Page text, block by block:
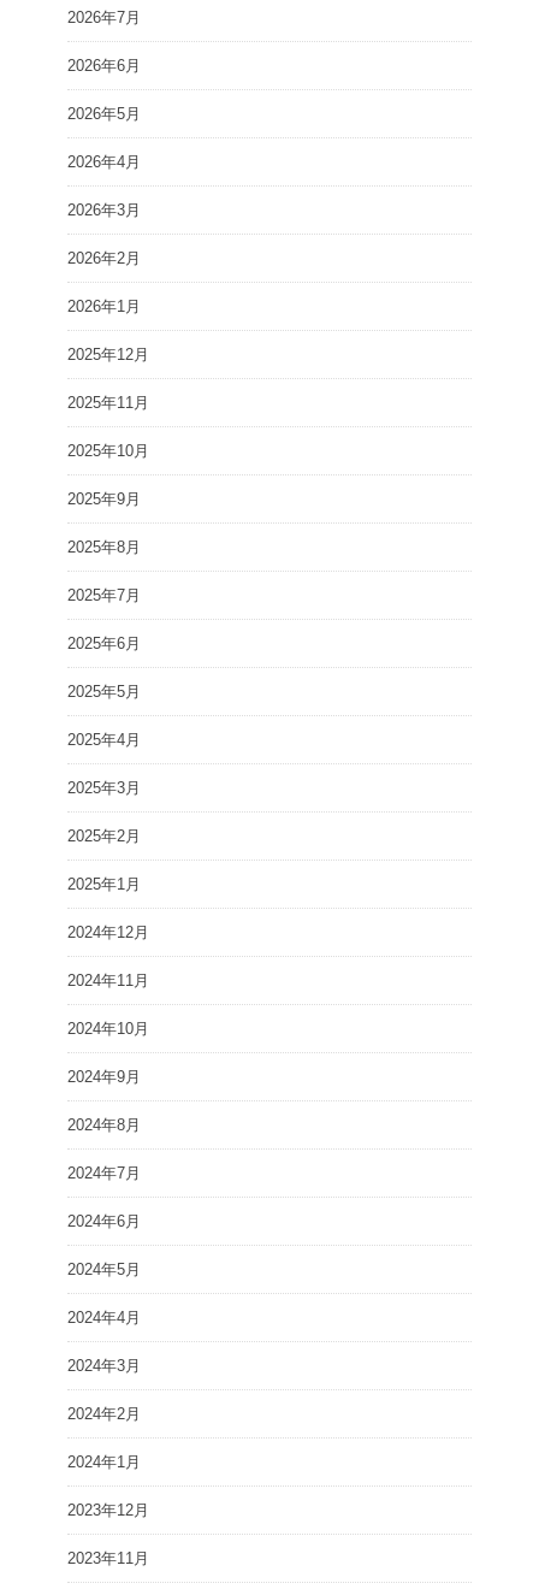
2026年7月
2026年6月
2026年5月
2026年4月
2026年3月
2026年2月
2026年1月
2025年12月
2025年11月
2025年10月
2025年9月
2025年8月
2025年7月
2025年6月
2025年5月
2025年4月
2025年3月
2025年2月
2025年1月
2024年12月
2024年11月
2024年10月
2024年9月
2024年8月
2024年7月
2024年6月
2024年5月
2024年4月
2024年3月
2024年2月
2024年1月
2023年12月
2023年11月